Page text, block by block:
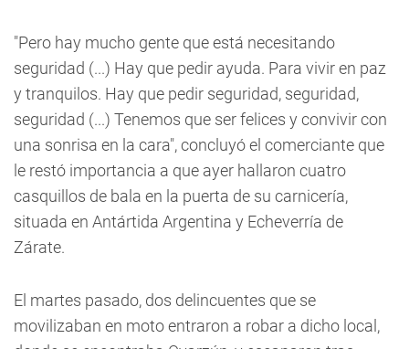
"Pero hay mucho gente que está necesitando
seguridad (...) Hay que pedir ayuda. Para vivir en paz
y tranquilos. Hay que pedir seguridad, seguridad,
seguridad (...) Tenemos que ser felices y convivir con
una sonrisa en la cara", concluyó el comerciante que
le restó importancia a que ayer hallaron cuatro
casquillos de bala en la puerta de su carnicería,
situada en Antártida Argentina y Echeverría de
Zárate.
El martes pasado, dos delincuentes que se
movilizaban en moto entraron a robar a dicho local,